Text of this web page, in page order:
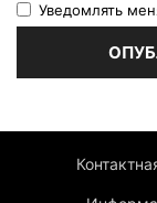
Уведомлять